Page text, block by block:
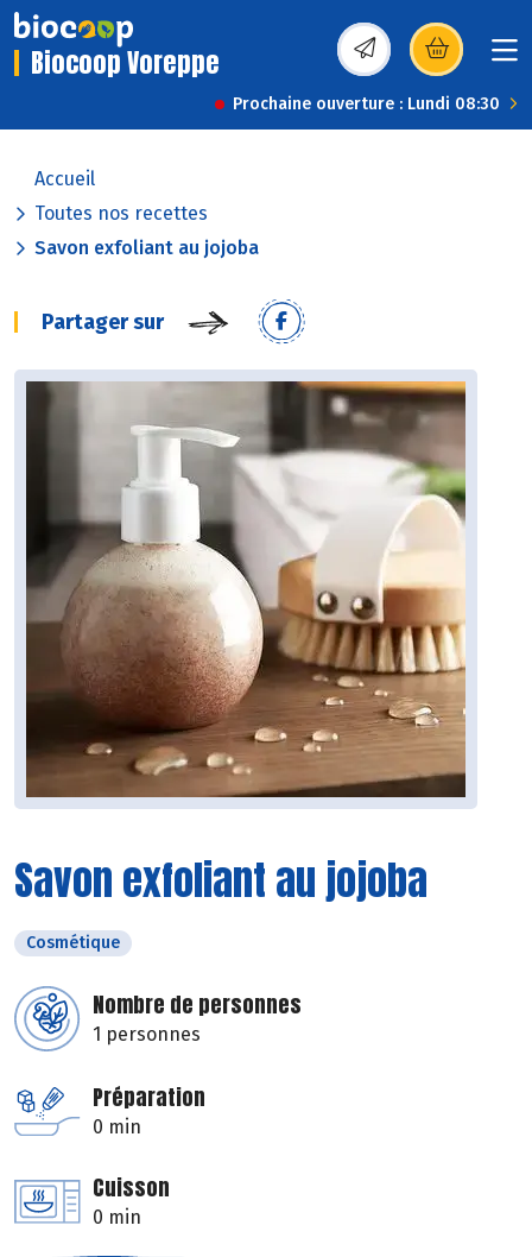
Biocoop Voreppe (s’ouvre dans une
Prochaine ouverture : Lundi 08:30
Accueil
Toutes nos recettes
Savon exfoliant au jojoba
Partager sur
Savon exfoliant au jojoba
Cosmétique
Nombre de personnes
1 personnes
Préparation
0 min
Cuisson
0 min